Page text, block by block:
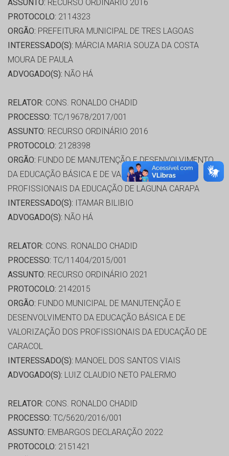
ASSUNTO: RECURSO ORDINÁRIO 2016
PROTOCOLO: 2114323
ORGÃO: PREFEITURA MUNICIPAL DE TRES LAGOAS
INTERESSADO(S): MÁRCIA MARIA SOUZA DA COSTA
MOURA DE PAULA
ADVOGADO(S): NÃO HÁ
RELATOR: CONS. RONALDO CHADID
PROCESSO: TC/19678/2017/001
ASSUNTO: RECURSO ORDINÁRIO 2016
PROTOCOLO: 2128398
ORGÃO: FUNDO DE MANUTENÇÃO E DESENVOLVIMENTO
DA EDUCAÇÃO BÁSICA E DE VALORIZAÇÃO DOS
PROFISSIONAIS DA EDUCAÇÃO DE LAGUNA CARAPA
INTERESSADO(S): ITAMAR BILIBIO
ADVOGADO(S): NÃO HÁ
RELATOR: CONS. RONALDO CHADID
PROCESSO: TC/11404/2015/001
ASSUNTO: RECURSO ORDINÁRIO 2021
PROTOCOLO: 2142015
ORGÃO: FUNDO MUNICIPAL DE MANUTENÇÃO E
DESENVOLVIMENTO DA EDUCAÇÃO BÁSICA E DE
VALORIZAÇÃO DOS PROFISSIONAIS DA EDUCAÇÃO DE
CARACOL
INTERESSADO(S): MANOEL DOS SANTOS VIAIS
ADVOGADO(S): LUIZ CLAUDIO NETO PALERMO
RELATOR: CONS. RONALDO CHADID
PROCESSO: TC/5620/2016/001
ASSUNTO: EMBARGOS DECLARAÇÃO 2022
PROTOCOLO: 2151421